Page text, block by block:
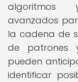
algoritmos
avanzados
la cadena de
de patrones
pueden
identificar